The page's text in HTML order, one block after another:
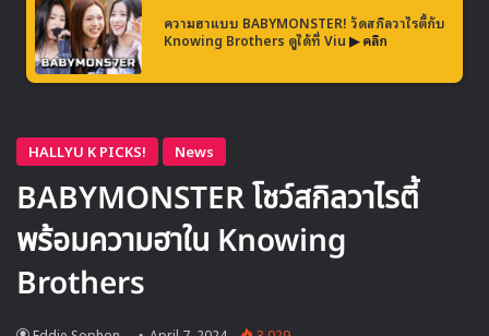
ความฮาแบบ BABYMONSTER! วัดสกิลวาไรตี้กับ
Knowing Brothers ดูได้ที่ Viu ▶ คลิก